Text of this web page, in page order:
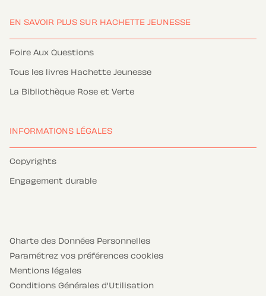
EN SAVOIR PLUS SUR HACHETTE JEUNESSE
Foire Aux Questions
Tous les livres Hachette Jeunesse
La Bibliothèque Rose et Verte
INFORMATIONS LÉGALES
Copyrights
Engagement durable
Charte des Données Personnelles
Paramétrez vos préférences cookies
Mentions légales
Conditions Générales d'Utilisation